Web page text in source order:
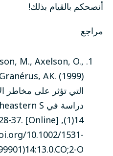
أنصحكم بالقيام بذلك!
مراجع
M., Axelson, O.,
التي تؤثر على مخاطر
دراسة في southeastern S
10.1002/1531-